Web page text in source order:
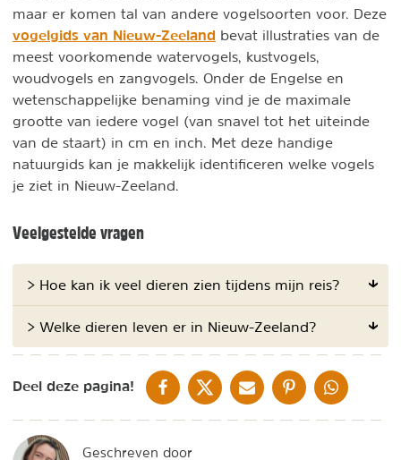
maar er komen tal van andere vogelsoorten voor. Deze
vogelgids van Nieuw-Zeeland bevat illustraties van de
meest voorkomende watervogels, kustvogels,
woudvogels en zangvogels. Onder de Engelse en
wetenschappelijke benaming vind je de maximale
grootte van iedere vogel (van snavel tot het uiteinde
van de staart) in cm en inch. Met deze handige
natuurgids kan je makkelijk identificeren welke vogels
je ziet in Nieuw-Zeeland.
Veelgestelde vragen
> Hoe kan ik veel dieren zien tijdens mijn reis?
> Welke dieren leven er in Nieuw-Zeeland?
Deel deze pagina! DELEN OP FACEBOOK
DELEN OP XDELEN VIA DE MAIL
DELEN OP PINTEREST
DELEN OP
Geschreven door